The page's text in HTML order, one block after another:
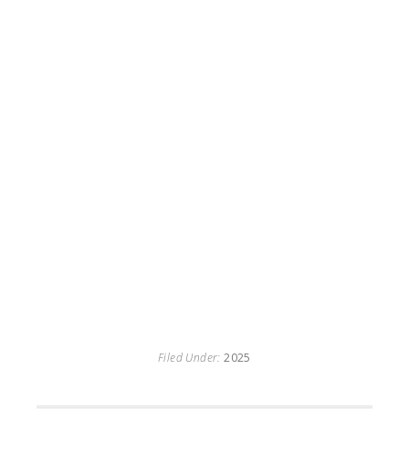
Filed Under:2025